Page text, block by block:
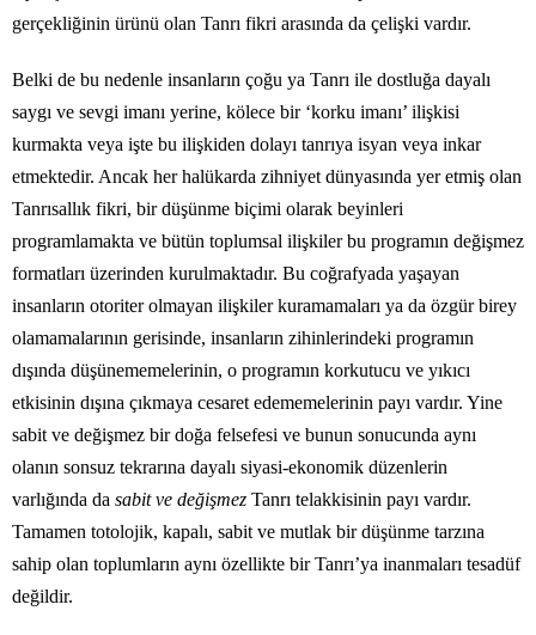
gerçekliğinin ürünü olan Tanrı fikri arasında da çelişki vardır.
Belki de bu nedenle insanların çoğu ya Tanrı ile dostluğa dayalı
saygı ve sevgi imanı yerine, kölece bir ‘korku imanı’ ilişkisi
kurmakta veya işte bu ilişkiden dolayı tanrıya isyan veya inkar
etmektedir. Ancak her halükarda zihniyet dünyasında yer etmiş olan
Tanrısallık fikri, bir düşünme biçimi olarak beyinleri
programlamakta ve bütün toplumsal ilişkiler bu programın değişmez
formatları üzerinden kurulmaktadır. Bu coğrafyada yaşayan
insanların otoriter olmayan ilişkiler kuramamaları ya da özgür birey
olamamalarının gerisinde, insanların zihinlerindeki programın
dışında düşünememelerinin, o programın korkutucu ve yıkıcı
etkisinin dışına çıkmaya cesaret edememelerinin payı vardır. Yine
sabit ve değişmez bir doğa felsefesi ve bunun sonucunda aynı
olanın sonsuz tekrarına dayalı siyasi-ekonomik düzenlerin
varlığında da sabit ve değişmez Tanrı telakkisinin payı vardır.
Tamamen totolojik, kapalı, sabit ve mutlak bir düşünme tarzına
sahip olan toplumların aynı özellikte bir Tanrı’ya inanmaları tesadüf
değildir.